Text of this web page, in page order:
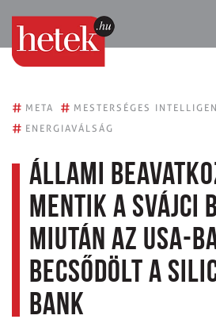
# META # MESTERSÉGES
# ENERGIAVÁLSÁG
Állami
mentik a svájci
miután az USA-
becsődölt a
Bank